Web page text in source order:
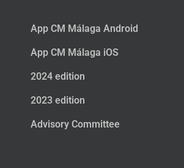
App CM Málaga Android
App CM Málaga iOS
2024 edition
2023 edition
Advisory Committee